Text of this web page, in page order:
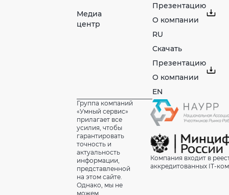
Медиа
центр
Презентацию
О компании
RU
Скачать
Презентацию
О компании
EN
Группа компаний
«Умный сервис»
прилагает все
усилия, чтобы
гарантировать
точность и
актуальность
информации,
представленной
на этом сайте.
Однако, мы не
можем
Компания входит в
аккредитованных IT-